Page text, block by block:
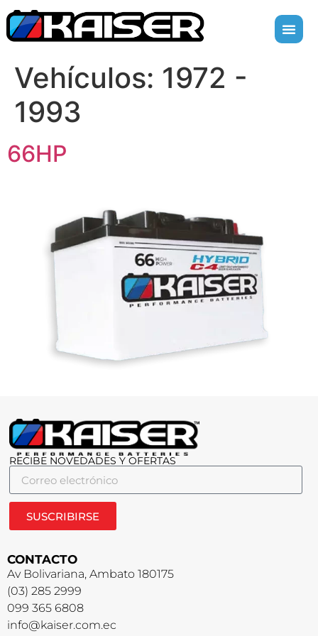
Vehículos: 1972 -
1993
66HP
RECIBE NOVEDADES Y OFERTAS
SUSCRIBIRSE
CONTACTO
Av Bolivariana, Ambato 180175
(03) 285 2999
099 365 6808
info@kaiser.com.ec